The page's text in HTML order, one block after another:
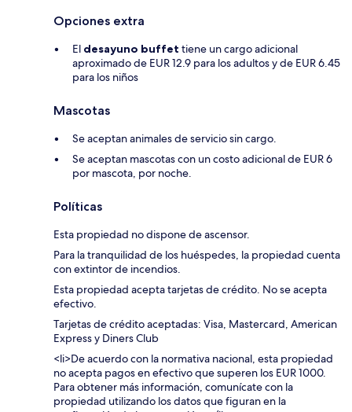
Opciones extra
El desayuno buffet tiene un cargo adicional
aproximado de EUR 12.9 para los adultos y de EUR 6.45
para los niños
Mascotas
Se aceptan animales de servicio sin cargo.
Se aceptan mascotas con un costo adicional de EUR 6
por mascota, por noche.
Políticas
Esta propiedad no dispone de ascensor.
Para la tranquilidad de los huéspedes, la propiedad cuenta
con extintor de incendios.
Esta propiedad acepta tarjetas de crédito. No se acepta
efectivo.
Tarjetas de crédito aceptadas: Visa, Mastercard, American
Express y Diners Club
<li>De acuerdo con la normativa nacional, esta propiedad
no acepta pagos en efectivo que superen los EUR 1000.
Para obtener más información, comunícate con la
propiedad utilizando los datos que figuran en la